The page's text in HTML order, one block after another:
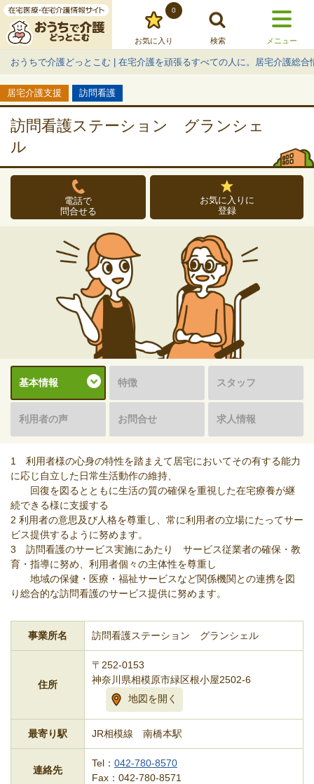
お気に入り
0
検索 メニュー
おうちで介護どっとこむ | 在宅介護を頑張るすべての人に。居宅介護総合
居宅介護支援 訪問看護
訪問看護ステーション グランシェ
ル
電話で
問合せる
お気に入りに
登録
基本情報 特徴 スタッフ
利用者の声 お問合せ 求人情報
1 利用者様の心身の特性を踏まえて居宅においてその有する能力
に応じ自立した日常生活動作の維持、
回復を図るとともに生活の質の確保を重視した在宅療養が継
続できる様に支援する
2 利用者の意思及び人格を尊重し、常に利用者の立場にたってサー
ビス提供するように努めます。
3 訪問看護のサービス実施にあたり サービス従業者の確保・教
育・指導に努め、利用者個々の主体性を尊重し
地域の保健・医療・福祉サービスなど関係機関との連携を図
り総合的な訪問看護のサービス提供に努めます。
事業所名 訪問看護ステーション グランシェル
住所
〒252-0153
神奈川県相模原市緑区根小屋2502-6
地図を開く
最寄り駅 JR相模線 南橋本駅
連絡先
Tel： 042-780-8570
Fax：042-780-8571